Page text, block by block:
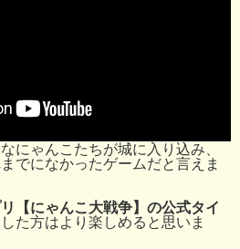
にゃんこたちが城に入り込み、
でになかったゲームだと言えま
【にゃんこ大戦争】の公式タイ
た方はより楽しめると思いま